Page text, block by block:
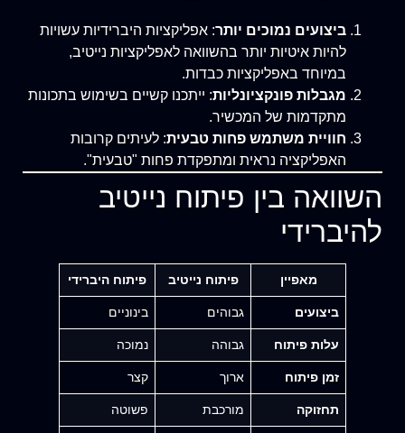
ביצועים נמוכים יותר: אפליקציות היברידיות עשויות
להיות איטיות יותר בהשוואה לאפליקציות נייטיב,
במיוחד באפליקציות כבדות.
מגבלות פונקציונליות: ייתכנו קשיים בשימוש בתכונות
מתקדמות של המכשיר.
חוויית משתמש פחות טבעית: לעיתים קרובות
האפליקציה נראית ומתפקדת פחות "טבעית".
השוואה בין פיתוח נייטיב
להיברידי
מאפיין פיתוח נייטיב פיתוח היברידי
ביצועים גבוהים בינוניים
עלות פיתוח גבוהה נמוכה
זמן פיתוח ארוך קצר
תחזוקה מורכבת פשוטה